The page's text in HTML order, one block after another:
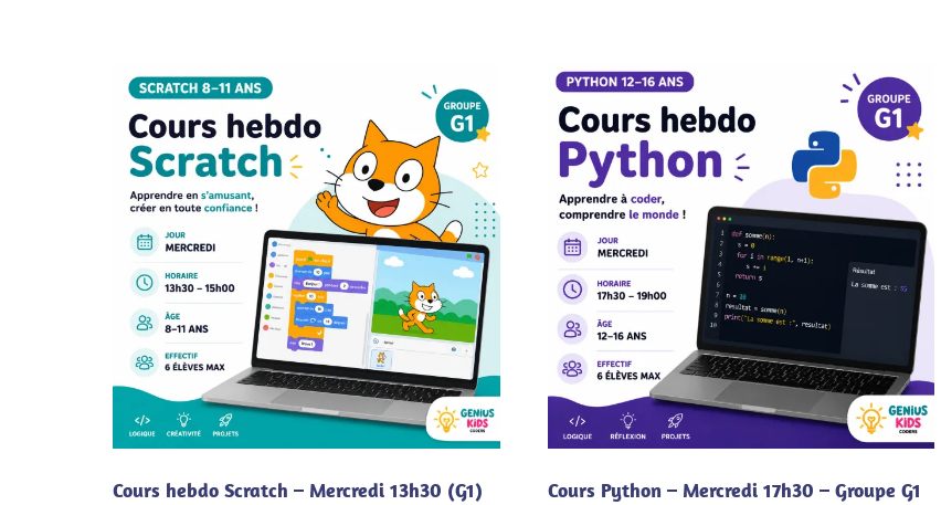
Cours hebdo Scratch – Mercredi 13h30 (G1) Cours Python – Mercredi 17h30 – Groupe G1